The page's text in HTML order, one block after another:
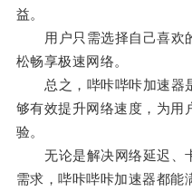
益。
用户只需选择自己喜欢
松畅享极速网络。
总之，哔咔哔咔加速器
够有效提升网络速度，为用
验。
无论是解决网络延迟、
需求，哔咔哔咔加速器都能